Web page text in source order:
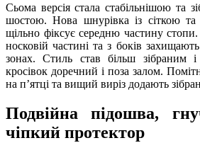
Сьома версія стала стабільнішою та
шостою. Нова шнурівка із сіткою
щільно фіксує середню частину
носковій частині та з боків
зонах. Стиль став більш
кросівок доречний і поза залом.
на пʼятці та вищий виріз додають
Подвійна підошва,
чіпкий протектор